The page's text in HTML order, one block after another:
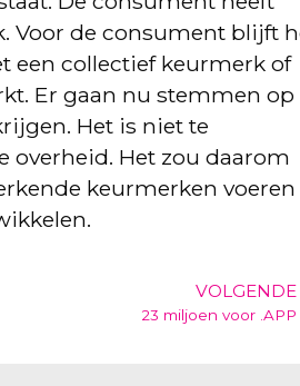
Voor de consument blijft
een collectief keurmerk of
Er gaan nu stemmen op
Het is niet te
overheid. Het zou daarom
keurmerken voeren
VOLGENDE
23 miljoen voor .APP